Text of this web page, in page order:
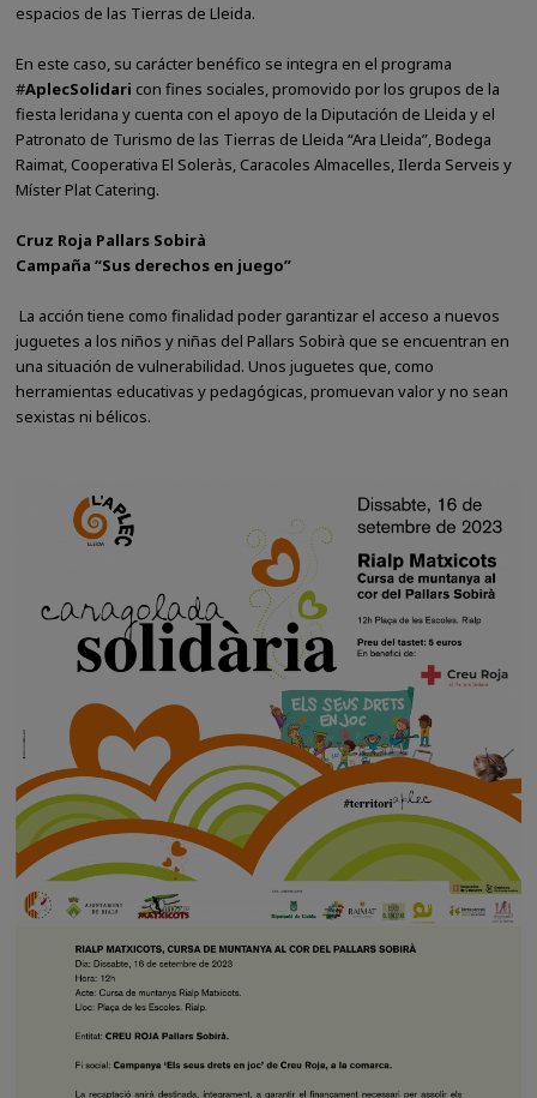
espacios de las Tierras de Lleida.
En este caso, su carácter benéfico se integra en el programa
#AplecSolidari con fines sociales, promovido por los grupos de la
fiesta leridana y cuenta con el apoyo de la Diputación de Lleida y el
Patronato de Turismo de las Tierras de Lleida “Ara Lleida”, Bodega
Raimat, Cooperativa El Soleràs, Caracoles Almacelles, Ilerda Serveis y
Míster Plat Catering.
Cruz Roja Pallars Sobirà
Campaña “Sus derechos en juego”
La acción tiene como finalidad poder garantizar el acceso a nuevos
juguetes a los niños y niñas del Pallars Sobirà que se encuentran en
una situación de vulnerabilidad. Unos juguetes que, como
herramientas educativas y pedagógicas, promuevan valor y no sean
sexistas ni bélicos.